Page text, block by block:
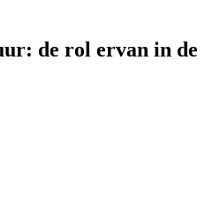
de rol ervan in de